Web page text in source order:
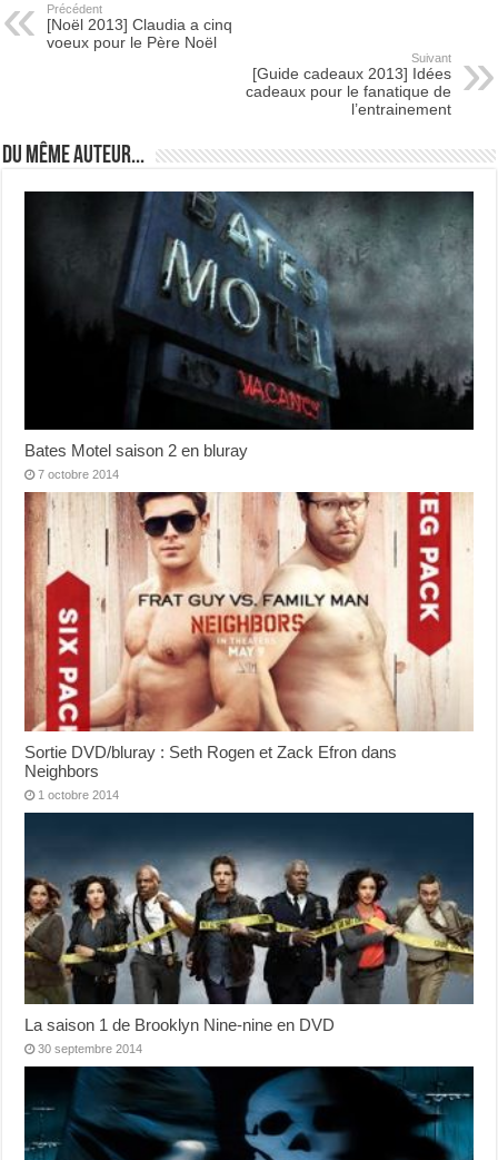
Précédent
[Noël 2013] Claudia a cinq
voeux pour le Père Noël
Suivant
[Guide cadeaux 2013] Idées
cadeaux pour le fanatique de
l’entrainement
Du même auteur...
Bates Motel saison 2 en bluray
7 octobre 2014
Sortie DVD/bluray : Seth Rogen et Zack Efron dans
Neighbors
1 octobre 2014
La saison 1 de Brooklyn Nine-nine en DVD
30 septembre 2014